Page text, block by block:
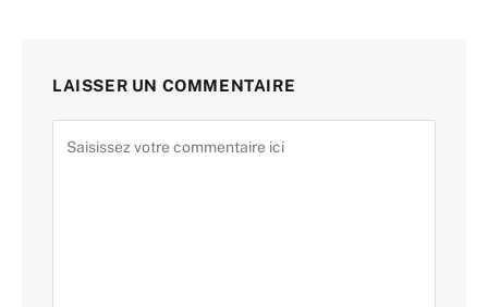
LAISSER UN COMMENTAIRE